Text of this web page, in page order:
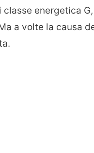
energetica
a volte la causa